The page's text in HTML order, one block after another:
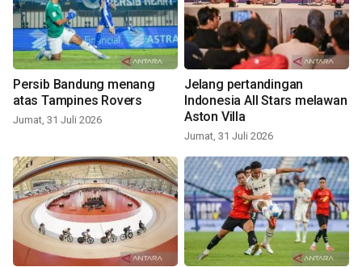
Persib Bandung menang
atas Tampines Rovers
Jumat, 31 Juli 2026
Jelang pertandingan
Indonesia All Stars melawan
Aston Villa
Jumat, 31 Juli 2026